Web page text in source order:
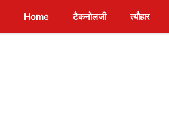
Home टैकनोलजी त्यौहार